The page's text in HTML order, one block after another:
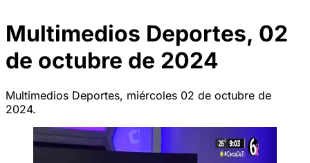
Multimedios Deportes, 02
de octubre de 2024
Multimedios Deportes, miércoles 02 de octubre de
2024.